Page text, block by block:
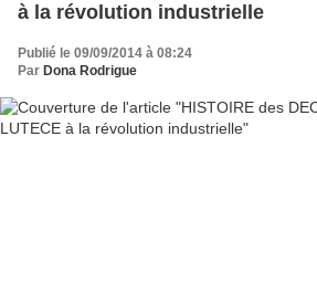
à la révolution industrielle
Publié le 09/09/2014 à 08:24
Par Dona Rodrigue